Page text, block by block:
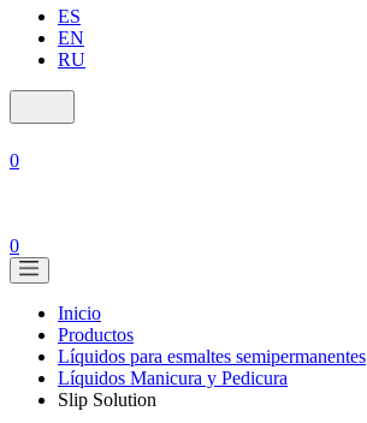
ES
EN
RU
0
0
Inicio
Productos
Líquidos para esmaltes semipermanentes
Líquidos Manicura y Pedicura
Slip Solution